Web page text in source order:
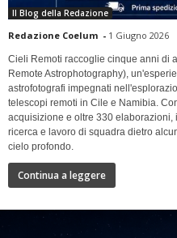
Il Blog della Redazione
Redazione Coelum - 1 Giugno 2026
Cieli Remoti raccoglie cinque anni di
Remote Astrophotography),
astrofotografi impegnati
telescopi remoti in Cile e Namibia.
acquisizione e oltre 330
ricerca e lavoro di squadra dietro
cielo profondo.
Continua a leggere